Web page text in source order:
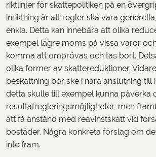
riktlinjer för skattepolitiken på en
inriktning är att regler ska vara
enkla. Detta kan innebära att olika
exempel lägre moms på vissa varor
komma att omprövas och tas bort.
olika former av skattereduktioner.
beskattning bör ske i nära anslutning till
detta skulle till exempel kunna påverka
resultatregleringsmöjligheter, men
att få anstånd med reavinstskatt vid
bostäder. Några konkreta förslag om
inte fram.